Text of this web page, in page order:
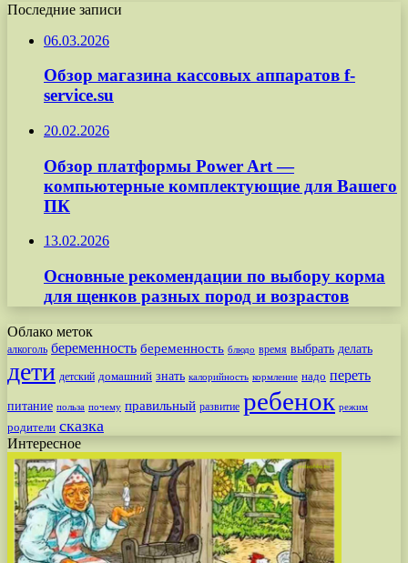
Последние записи
06.03.2026
Обзор магазина кассовых аппаратов f-
service.su
20.02.2026
Обзор платформы Power Art —
компьютерные комплектующие для Вашего
ПК
13.02.2026
Основные рекомендации по выбору корма
для щенков разных пород и возрастов
Облако меток
алкоголь беременность беременность блюдо время выбрать делать
дети детский домашний знать калорийность кормление надо переть
питание польза почему правильный развитие ребенок режим
родители сказка
Интересное